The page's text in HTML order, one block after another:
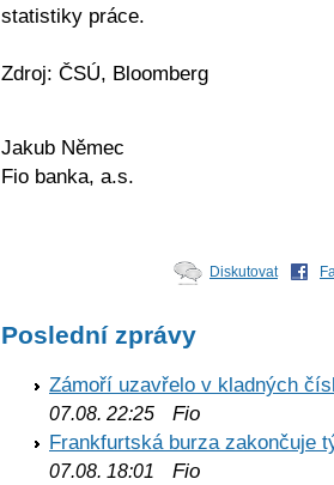
statistiky práce.
Zdroj: ČSÚ, Bloomberg
Jakub Němec
Fio banka, a.s.
Diskutovat
Poslední zprávy
Zámoří uzavřelo v kladných
07.08. 22:25 Fio
Frankfurtská burza zakončuje
07.08. 18:01
Fio